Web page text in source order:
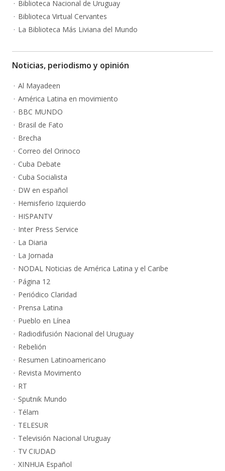
Biblioteca Nacional de Uruguay
Biblioteca Virtual Cervantes
La Biblioteca Más Liviana del Mundo
Noticias, periodismo y opinión
Al Mayadeen
América Latina en movimiento
BBC MUNDO
Brasil de Fato
Brecha
Correo del Orinoco
Cuba Debate
Cuba Socialista
DW en español
Hemisferio Izquierdo
HISPANTV
Inter Press Service
La Diaria
La Jornada
NODAL Noticias de América Latina y el Caribe
Página 12
Periódico Claridad
Prensa Latina
Pueblo en Línea
Radiodifusión Nacional del Uruguay
Rebelión
Resumen Latinoamericano
Revista Movimento
RT
Sputnik Mundo
Télam
TELESUR
Televisión Nacional Uruguay
TV CIUDAD
XINHUA Español